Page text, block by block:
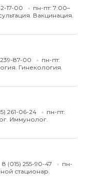
17-00
пн-пт: 7:00–
Вакцинация.
239-87-00
пн-пт:
Гинекология.
261-06-24
пн-пт:
Иммунолог.
8 (015) 255-90-47
пн-
стационар.